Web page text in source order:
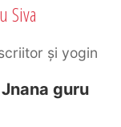
Siva
şi yogin
Jnana guru